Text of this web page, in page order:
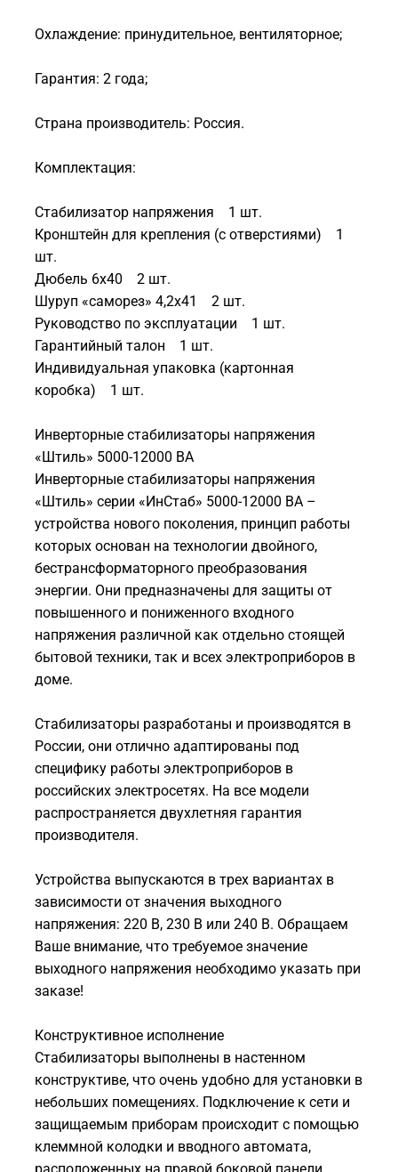
Охлаждение: принудительное, вентиляторное;
Гарантия: 2 года;
Страна производитель: Россия.
Комплектация:
Стабилизатор напряжения 1 шт.
Кронштейн для крепления (с отверстиями) 1
шт.
Дюбель 6x40 2 шт.
Шуруп «саморез» 4,2x41 2 шт.
Руководство по эксплуатации 1 шт.
Гарантийный талон 1 шт.
Индивидуальная упаковка (картонная
коробка) 1 шт.
Инверторные стабилизаторы напряжения
«Штиль» 5000-12000 ВА
Инверторные стабилизаторы напряжения
«Штиль» серии «ИнСтаб» 5000-12000 ВА –
устройства нового поколения, принцип работы
которых основан на технологии двойного,
бестрансформаторного преобразования
энергии. Они предназначены для защиты от
повышенного и пониженного входного
напряжения различной как отдельно стоящей
бытовой техники, так и всех электроприборов в
доме.
Стабилизаторы разработаны и производятся в
России, они отлично адаптированы под
специфику работы электроприборов в
российских электросетях. На все модели
распространяется двухлетняя гарантия
производителя.
Устройства выпускаются в трех вариантах в
зависимости от значения выходного
напряжения: 220 В, 230 В или 240 В. Обращаем
Ваше внимание, что требуемое значение
выходного напряжения необходимо указать при
заказе!
Конструктивное исполнение
Стабилизаторы выполнены в настенном
конструктиве, что очень удобно для установки в
небольших помещениях. Подключение к сети и
защищаемым приборам происходит с помощью
клеммной колодки и вводного автомата,